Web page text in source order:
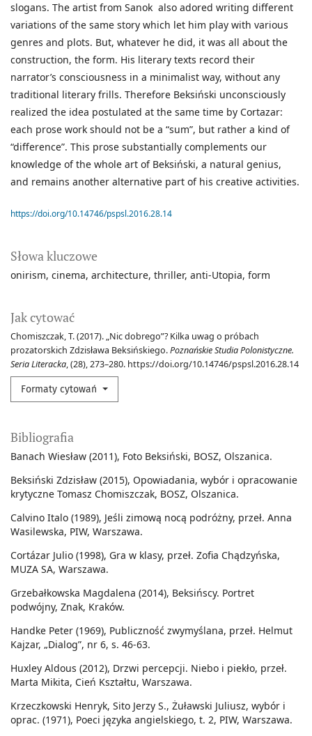
Słowa kluczowe
onirism cinema architecture thriller anti-Utopia form
Jak cytować
Chomiszczak, T. (2017). „Nic dobrego”? Kilka uwag o próbach
prozatorskich Zdzisława Beksińskiego.Poznańskie Studia Polonistyczne.
Seria Literacka, (28), 273–280. https://doi.org/10.14746/pspsl.2016.28.14
Formaty cytowań
slogans. The artist from Sanok also adored writing different
variations of the same story which let him play with various
genres and plots. But, whatever he did, it was all about the
construction, the form. His literary texts record their
narrator’s consciousness in a minimalist way, without any
traditional literary frills. Therefore Beksiński unconsciously
realized the idea postulated at the same time by Cortazar:
each prose work should not be a “sum”, but rather a kind of
“difference”. This prose substantially complements our
knowledge of the whole art of Beksiński, a natural genius,
and remains another alternative part of his creative activities.
https://doi.org/10.14746/pspsl.2016.28.14
Bibliografia
Banach Wiesław (2011), Foto Beksiński, BOSZ, Olszanica.
Beksiński Zdzisław (2015), Opowiadania, wybór i opracowanie
krytyczne Tomasz Chomiszczak, BOSZ, Olszanica.
Calvino Italo (1989), Jeśli zimową nocą podróżny, przeł. Anna
Wasilewska, PIW, Warszawa.
Cortázar Julio (1998), Gra w klasy, przeł. Zofia Chądzyńska,
MUZA SA, Warszawa.
Grzebałkowska Magdalena (2014), Beksińscy. Portret
podwójny, Znak, Kraków.
Handke Peter (1969), Publiczność zwymyślana, przeł. Helmut
Kajzar, „Dialog”, nr 6, s. 46-63.
Huxley Aldous (2012), Drzwi percepcji. Niebo i piekło, przeł.
Marta Mikita, Cień Kształtu, Warszawa.
Krzeczkowski Henryk, Sito Jerzy S., Żuławski Juliusz, wybór i
oprac. (1971), Poeci języka angielskiego, t. 2, PIW, Warszawa.